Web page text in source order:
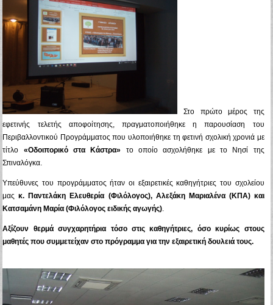
Στο πρώτο μέρος της
εφετινής τελετής αποφοίτησης, πραγματοποιήθηκε η παρουσίαση του
Περιβαλλοντικού Προγράμματος που υλοποιήθηκε τη φετινή σχολική χρονιά με
τίτλο «Οδοιπορικό στα Κάστρα»
το οποίο ασχολήθηκε με το Νησί της
Σπιναλόγκα.
Υπεύθυνες του προγράμματος ήταν οι εξαιρετικές καθηγήτριες του σχολείου
μας κ. Παντελάκη Ελευθερία (Φιλόλογος), Αλεξάκη Μαριαλένα (ΚΠΑ) και
Κατσαμάνη Μαρία (Φιλόλογος ειδικής αγωγής).
Αξίζουν θερμά συγχαρητήρια τόσο στις καθηγήτριες, όσο κυρίως στους
μαθητές που συμμετείχαν στο πρόγραμμα για την εξαιρετική δουλειά τους.